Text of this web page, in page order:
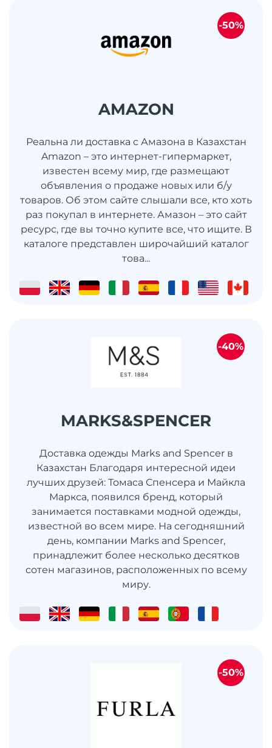
AMAZON
Реальна ли доставка с Амазона в Казахстан
Amazon – это интернет-гипермаркет,
известен всему мир, где размещают
объявления о продаже новых или б/у
товаров. Об этом сайте слышали все, кто хоть
раз покупал в интернете. Амазон – это сайт
ресурс, где вы точно купите все, что ищите. В
каталоге представлен широчайший каталог
това...
-50%
MARKS&SPENCER
Доставка одежды Marks and Spencer в
Казахстан Благодаря интересной идеи
лучших друзей: Томаса Спенсера и Майкла
Маркса, появился бренд, который
занимается поставками модной одежды,
известной во всем мире. На сегодняшний
день, компании Marks and Spencer,
принадлежит более несколько десятков
сотен магазинов, расположенных по всему
миру.
-40%
-50%